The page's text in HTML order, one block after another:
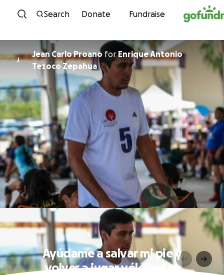
Skip to content
Search Donate Fundraise
J
Jean Carlo Proano forEnrique Antonio
Tezoco Zepahua
Ayúdame a salvar mi pie y
volver a jugar vóleibol ❤️